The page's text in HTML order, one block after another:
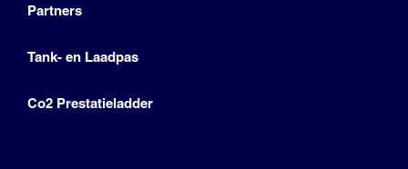
Partners
Tank- en Laadpas
Co2 Prestatieladder